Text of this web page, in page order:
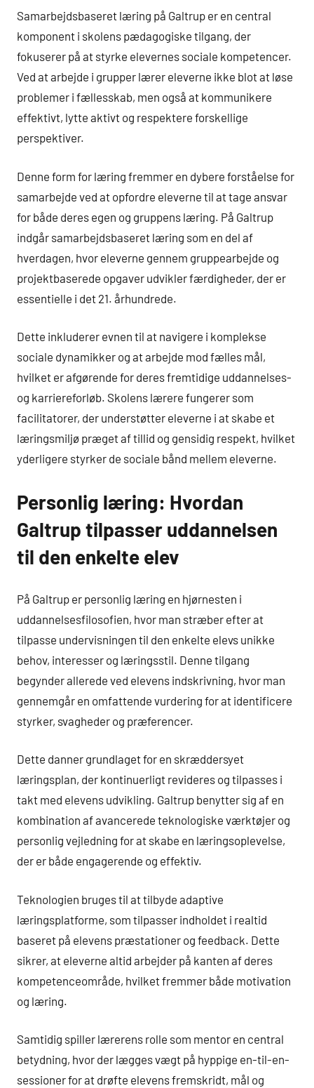
Samarbejdsbaseret læring på Galtrup er en central
komponent i skolens pædagogiske tilgang, der
fokuserer på at styrke elevernes sociale kompetencer.
Ved at arbejde i grupper lærer eleverne ikke blot at løse
problemer i fællesskab, men også at kommunikere
effektivt, lytte aktivt og respektere forskellige
perspektiver.
Denne form for læring fremmer en dybere forståelse for
samarbejde ved at opfordre eleverne til at tage ansvar
for både deres egen og gruppens læring. På Galtrup
indgår samarbejdsbaseret læring som en del af
hverdagen, hvor eleverne gennem gruppearbejde og
projektbaserede opgaver udvikler færdigheder, der er
essentielle i det 21. århundrede.
Dette inkluderer evnen til at navigere i komplekse
sociale dynamikker og at arbejde mod fælles mål,
hvilket er afgørende for deres fremtidige uddannelses-
og karriereforløb. Skolens lærere fungerer som
facilitatorer, der understøtter eleverne i at skabe et
læringsmiljø præget af tillid og gensidig respekt, hvilket
yderligere styrker de sociale bånd mellem eleverne.
Personlig læring: Hvordan
Galtrup tilpasser uddannelsen
til den enkelte elev
På Galtrup er personlig læring en hjørnesten i
uddannelsesfilosofien, hvor man stræber efter at
tilpasse undervisningen til den enkelte elevs unikke
behov, interesser og læringsstil. Denne tilgang
begynder allerede ved elevens indskrivning, hvor man
gennemgår en omfattende vurdering for at identificere
styrker, svagheder og præferencer.
Dette danner grundlaget for en skræddersyet
læringsplan, der kontinuerligt revideres og tilpasses i
takt med elevens udvikling. Galtrup benytter sig af en
kombination af avancerede teknologiske værktøjer og
personlig vejledning for at skabe en læringsoplevelse,
der er både engagerende og effektiv.
Teknologien bruges til at tilbyde adaptive
læringsplatforme, som tilpasser indholdet i realtid
baseret på elevens præstationer og feedback. Dette
sikrer, at eleverne altid arbejder på kanten af deres
kompetenceområde, hvilket fremmer både motivation
og læring.
Samtidig spiller lærerens rolle som mentor en central
betydning, hvor der lægges vægt på hyppige en-til-en-
sessioner for at drøfte elevens fremskridt, mål og